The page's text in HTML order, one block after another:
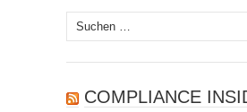
Suchen
nach:
COMPLIANCE